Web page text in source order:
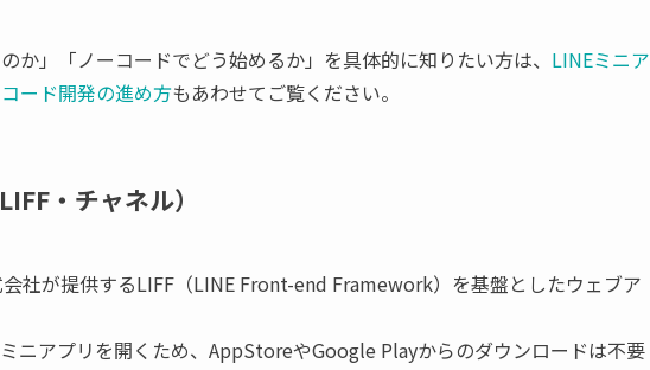
か」「ノーコードでどう始めるか」を具体的に知りたい方は、 LINEミニア
ード開発の進め方もあわせてご覧ください。
・チャネル）
社が提供するLIFF（LINE Front-end Framework）を基盤としたウェブア
ニアプリを開くため、AppStoreやGoogle Playからのダウンロードは不要